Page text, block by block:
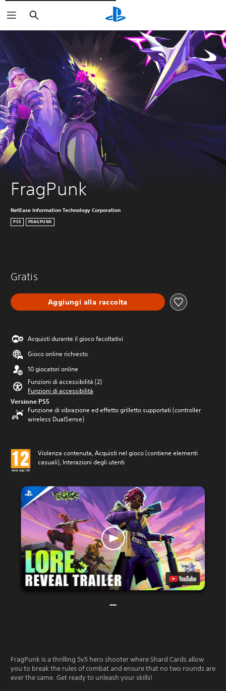
Cerca
FragPunk
NetEase Information Technology Corporation
PS5 FRAGPUNK
Gratis
Aggiungi alla raccolta
Acquisti durante il gioco facoltativi
Gioco online richiesto
10 giocatori online
Funzioni di accessibilità (2)
Funzioni di accessibilità
Versione PS5
Funzione di vibrazione ed effetto grilletto supportati (controller
wireless DualSense)
Violenza contenuta, Acquisti nel gioco (contiene elementi
casuali), Interazioni degli utenti
FragPunk is a thrilling 5v5 hero shooter where Shard Cards allow
you to break the rules of combat and ensure that no two rounds are
ever the same. Get ready to unleash your skills!